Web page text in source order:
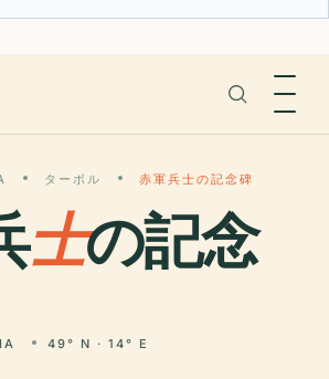
ターボル 赤軍兵士の記念碑
士の記念
49° N · 14° E